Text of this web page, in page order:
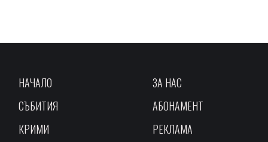
НАЧАЛО
СЪБИТИЯ
КРИМИ
ЗА НАС
АБОНАМЕНТ
РЕКЛАМА